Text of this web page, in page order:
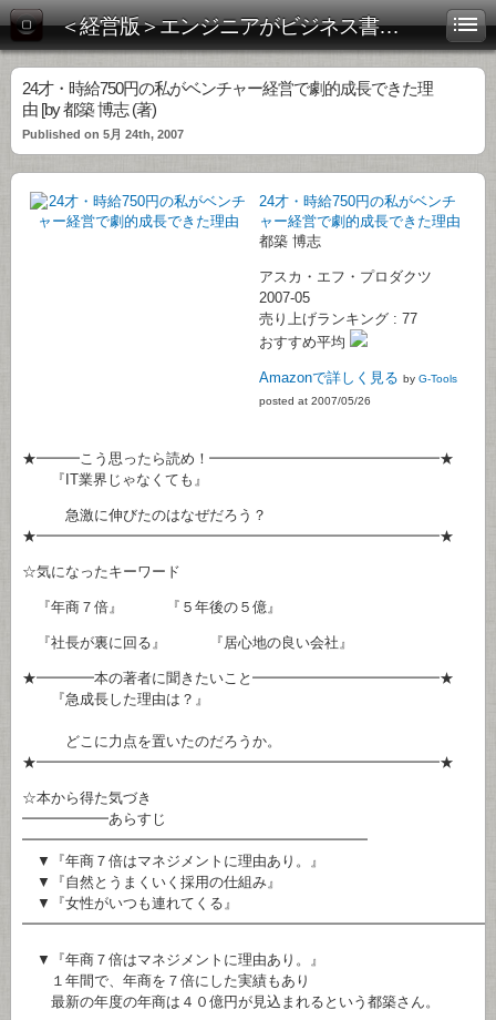
＜経営版＞エンジニアがビジネス書を斬る！
24才・時給750円の私がベンチャー経営で劇的成長できた理
由 [by 都築 博志 (著)
Published on 5月 24th, 2007
24才・時給750円の私がベンチ
ャー経営で劇的成長できた理由
都築 博志
アスカ・エフ・プロダクツ
2007-05
売り上げランキング : 77
おすすめ平均
Amazonで詳しく見る by G-Tools
posted at 2007/05/26
★━━━こう思ったら読め！━━━━━━━━━━━━━━━━★
『IT業界じゃなくても』
急激に伸びたのはなぜだろう？
★━━━━━━━━━━━━━━━━━━━━━━━━━━━━★
☆気になったキーワード
『年商７倍』 『５年後の５億』
『社長が裏に回る』 『居心地の良い会社』
★━━━━本の著者に聞きたいこと━━━━━━━━━━━━━★
『急成長した理由は？』
どこに力点を置いたのだろうか。
★━━━━━━━━━━━━━━━━━━━━━━━━━━━━★
☆本から得た気づき
━━━━━━あらすじ
━━━━━━━━━━━━━━━━━━━━━━━━
▼『年商７倍はマネジメントに理由あり。』
▼『自然とうまくいく採用の仕組み』
▼『女性がいつも連れてくる』
▼『年商７倍はマネジメントに理由あり。』
１年間で、年商を７倍にした実績もあり
最新の年度の年商は４０億円が見込まれるという都築さん。